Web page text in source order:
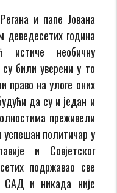
и папе Јована
деведесетих година
истиче необичну
били уверени у то
право на улоге оних
да су и један и
преживели
политичар у
и Совјетског
подржавао све
САД и никада није